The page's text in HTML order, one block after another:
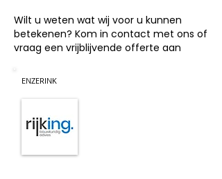
Wilt u weten wat wij voor u kunnen
betekenen? Kom in contact met ons of
vraag een vrijblijvende offerte aan
ENZERINK